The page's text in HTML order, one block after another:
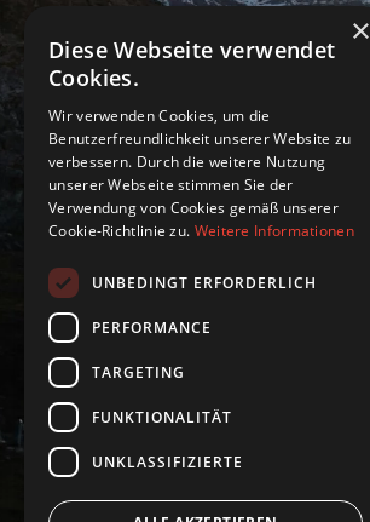
Impressum
×
Diese Webseite verwendet
Cookies.
Wir verwenden Cookies, um die
Benutzerfreundlichkeit unserer Website zu
verbessern. Durch die weitere Nutzung
unserer Webseite stimmen Sie der
Verwendung von Cookies gemäß unserer
Cookie-Richtlinie zu. Weitere Informationen
UNBEDINGT ERFORDERLICH
PERFORMANCE
TARGETING
FUNKTIONALITÄT
UNKLASSIFIZIERTE